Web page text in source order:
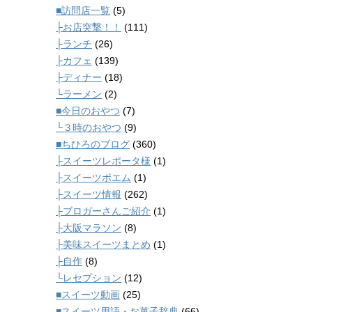
■訪問店一覧 (5)
├お店突撃！！
(111)
├ランチ (26)
├カフェ (139)
├ディナー (18)
└ラーメン (2)
■今日のおやつ (7)
└３時のおやつ (9)
■ちひろのブログ (360)
├スイーツレポータ様 (1)
├スイーツポエム (1)
├スイーツ情報 (262)
├ブロガーさんご紹介 (1)
├大阪マラソン (8)
├美味スイーツまとめ (1)
├自作 (8)
└レセプション (12)
■スイーツ動画 (25)